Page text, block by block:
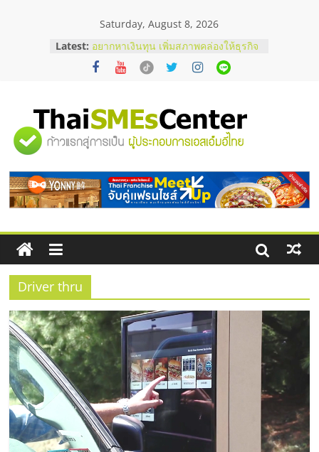
Saturday, August 8, 2026
Latest:
บริษัท Cybersecurity ในไทยที่ไหนดี?
วิธีเลือกผู้ให้บริการให้คุ้มค่าและตอบ
โจทย์ธุรกิจ
อยากหาเงินทุน เพิ่มสภาพคล่องให้ธุรกิจ
บริการน้ำมัน Shell
สัมมนาลงทุน แฟรนไชส์ยอนนี่
ThaiFranchise Meet Up จับคู่แฟรน
ร้านเครื่องเสียงคุณภาพสูง พร้อม
โซลูชันระบบภาพและเสียง
"ศูนย์
รวม
ข้อมูล
ธุรกิจ
SME
แห่ง
ประเทศไทย,
ThaiSMEsCenter,
Driver thru